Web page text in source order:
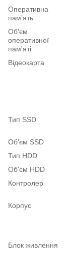
Оперативна
памʼять
Об'єм
оперативної
пам'яті
Відеокарта
Тип SSD
Об'єм SSD
Тип HDD
Об'єм HDD
Контролер
Корпус
Блок живлення